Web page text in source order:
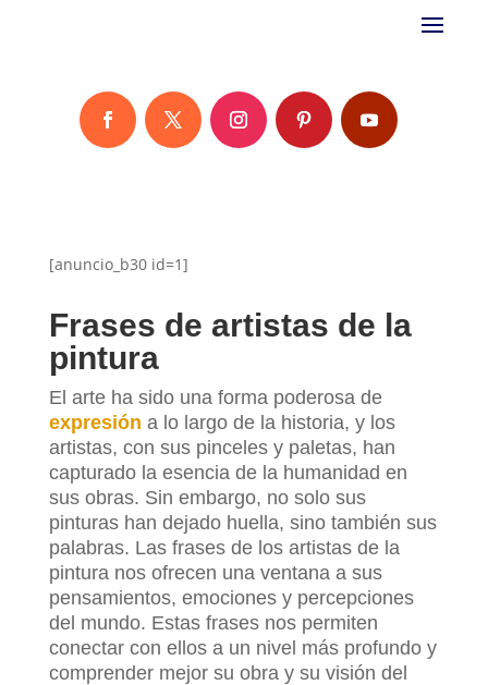
[anuncio_b30 id=1]
Frases de artistas de la
pintura
El arte ha sido una forma poderosa de
expresión a lo largo de la historia, y los
artistas, con sus pinceles y paletas, han
capturado la esencia de la humanidad en
sus obras. Sin embargo, no solo sus
pinturas han dejado huella, sino también sus
palabras. Las frases de los artistas de la
pintura nos ofrecen una ventana a sus
pensamientos, emociones y percepciones
del mundo. Estas frases nos permiten
conectar con ellos a un nivel más profundo y
comprender mejor su obra y su visión del